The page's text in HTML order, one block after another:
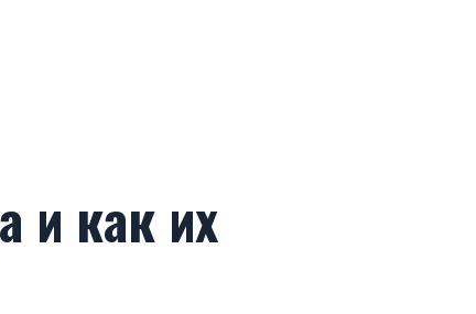
и как их